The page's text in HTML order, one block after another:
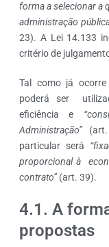
forma a selecionar a
administração
23). A Lei 14.133
critério de
Tal como já
poderá ser
eficiência e
Administração”
particular será
proporcional à
contrato”(art. 39).
4.1. A
propostas